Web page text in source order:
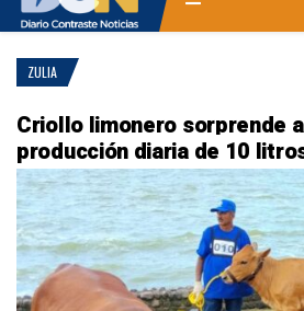
ZULIA
Criollo limonero sorprende
producción diaria de 10